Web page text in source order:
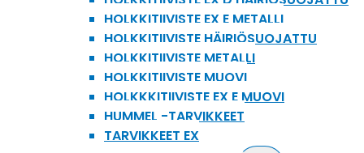
HOLKKITIIVISTE EX E METALLI
HOLKKITIIVISTE HÄIRIÖSUOJATTU
HOLKKITIIVISTE METALLI
HOLKKITIIVISTE MUOVI
HOLKKKITIIVISTE EX E MUOVI
HUMMEL -TARVIKKEET
TARVIKKEET EX